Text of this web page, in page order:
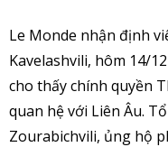
Le Monde nhận định
Kavelashvili, hôm 14/
cho thấy chính quyền
quan hệ với Liên Âu.
Zourabichvili, ủng hộ